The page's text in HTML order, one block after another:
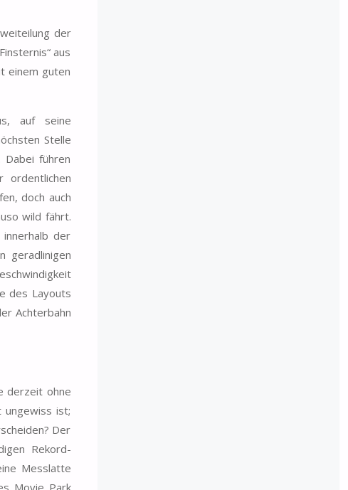
der
aus
einem guten
auf seine
Stelle
führen
ordentlichen
doch auch
wild fährt.
der
geradlinigen
des Layouts
Achterbahn
derzeit ohne
ungewiss ist;
Der
Rekord-
Messlatte
Movie Park